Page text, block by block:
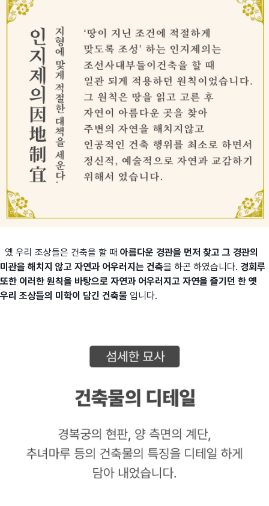
옜 우리 조상들은 건축을 할 때 아름다운 경관을 먼저 찾고 그 경관의
미관을 해치지 않고 자연과 어우러지는 건축을 하곤 하였습니다. 경회루
또한 이러한 원칙을 바탕으로 자연과 어우러지고 자연을 즐기던 한 옛
우리 조상들의 미학이 담긴 건축물 입니다.